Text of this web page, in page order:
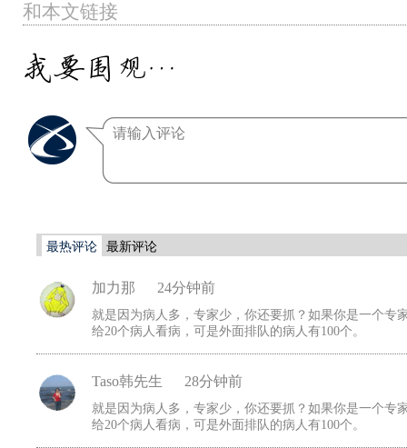
和本文链接
我要围观…
最热评论 最新评论
加力那 24分钟前
就是因为病人多，专家少，你还要抓？如果你是一个专
给20个病人看病，可是外面排队的病人有100个。
Taso韩先生 28分钟前
就是因为病人多，专家少，你还要抓？如果你是一个专
给20个病人看病，可是外面排队的病人有100个。